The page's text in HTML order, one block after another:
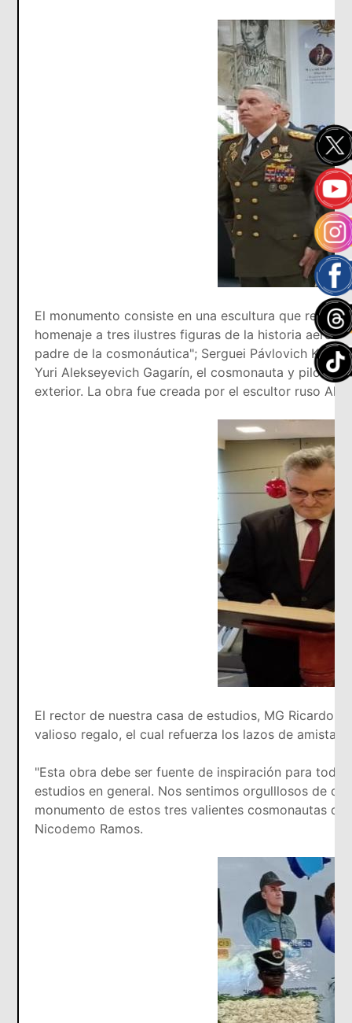
El monumento consiste en una escultura que
homenaje a tres ilustres figuras de la historia
padre de la cosmonáutica"; Serguei Pávlovich
Yuri Alekseyevich Gagarín, el cosmonauta y piloto
exterior. La obra fue creada por el escultor ruso
El rector de nuestra casa de estudios, MG Ricardo
valioso regalo, el cual refuerza los lazos de amistad
"Esta obra debe ser fuente de inspiración para
estudios en general. Nos sentimos orgulllosos de
monumento de estos tres valientes cosmonautas
Nicodemo Ramos.